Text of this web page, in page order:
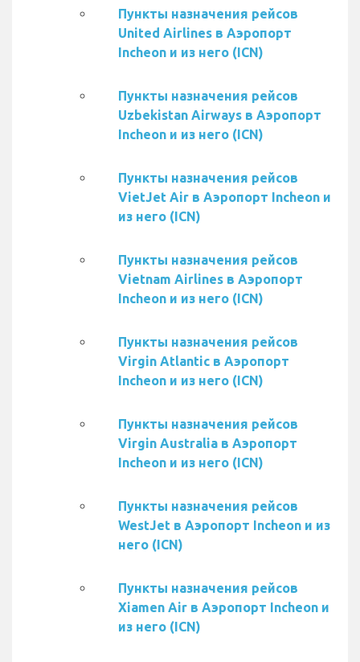
Пункты назначения рейсов
United Airlines в Аэропорт
Incheon и из него (ICN)
Пункты назначения рейсов
Uzbekistan Airways в Аэропорт
Incheon и из него (ICN)
Пункты назначения рейсов
VietJet Air в Аэропорт Incheon и
из него (ICN)
Пункты назначения рейсов
Vietnam Airlines в Аэропорт
Incheon и из него (ICN)
Пункты назначения рейсов
Virgin Atlantic в Аэропорт
Incheon и из него (ICN)
Пункты назначения рейсов
Virgin Australia в Аэропорт
Incheon и из него (ICN)
Пункты назначения рейсов
WestJet в Аэропорт Incheon и из
него (ICN)
Пункты назначения рейсов
Xiamen Air в Аэропорт Incheon и
из него (ICN)